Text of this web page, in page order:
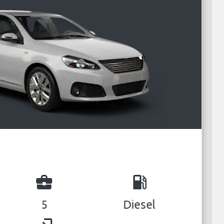
business_center
5
local_gas_station
Diesel